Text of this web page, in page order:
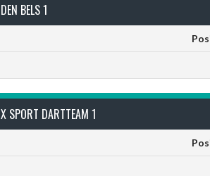
DEN BELS 1
X SPORT DARTTEAM 1